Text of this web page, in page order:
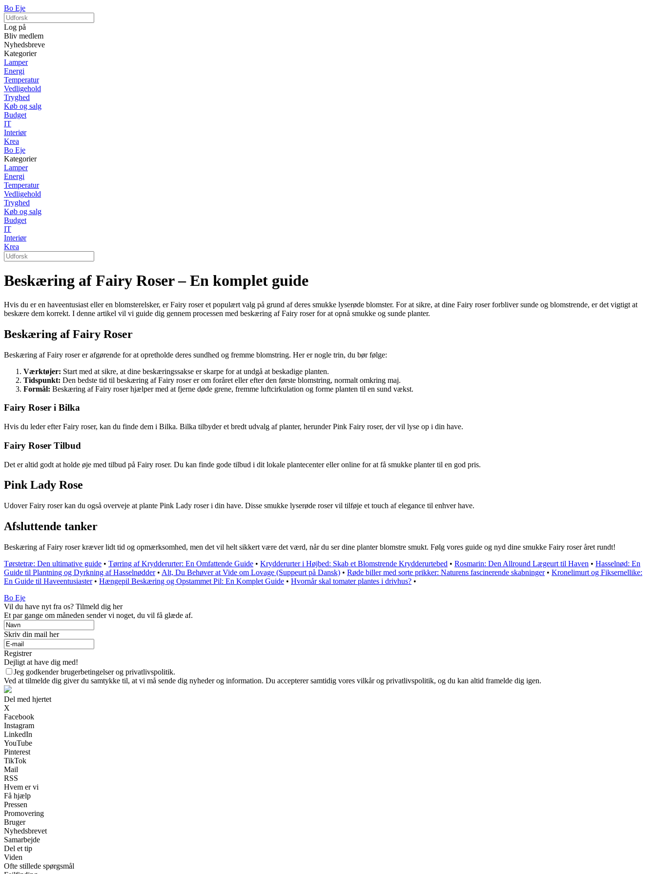
Bo Eje
Log på
Bliv medlem
Nyhedsbreve
Kategorier
Lamper
Energi
Temperatur
Vedligehold
Tryghed
Køb og salg
Budget
IT
Interiør
Krea
Bo Eje
Kategorier
Lamper
Energi
Temperatur
Vedligehold
Tryghed
Køb og salg
Budget
IT
Interiør
Krea
Beskæring af Fairy Roser – En komplet guide
Hvis du er en haveentusiast eller en blomsterelsker, er Fairy roser et populært valg på grund af deres smukke lyserøde blomster. For at sikre, at dine Fairy roser forbliver sunde og blomstrende, er det vigtigt at
beskære dem korrekt. I denne artikel vil vi guide dig gennem processen med beskæring af Fairy roser for at opnå smukke og sunde planter.
Beskæring af Fairy Roser
Beskæring af Fairy roser er afgørende for at opretholde deres sundhed og fremme blomstring. Her er nogle trin, du bør følge:
Værktøjer: Start med at sikre, at dine beskæringssakse er skarpe for at undgå at beskadige planten.
Tidspunkt: Den bedste tid til beskæring af Fairy roser er om foråret eller efter den første blomstring, normalt omkring maj.
Formål: Beskæring af Fairy roser hjælper med at fjerne døde grene, fremme luftcirkulation og forme planten til en sund vækst.
Fairy Roser i Bilka
Hvis du leder efter Fairy roser, kan du finde dem i Bilka. Bilka tilbyder et bredt udvalg af planter, herunder Pink Fairy roser, der vil lyse op i din have.
Fairy Roser Tilbud
Det er altid godt at holde øje med tilbud på Fairy roser. Du kan finde gode tilbud i dit lokale plantecenter eller online for at få smukke planter til en god pris.
Pink Lady Rose
Udover Fairy roser kan du også overveje at plante Pink Lady roser i din have. Disse smukke lyserøde roser vil tilføje et touch af elegance til enhver have.
Afsluttende tanker
Beskæring af Fairy roser kræver lidt tid og opmærksomhed, men det vil helt sikkert være det værd, når du ser dine planter blomstre smukt. Følg vores guide og nyd dine smukke Fairy roser året rundt!
Tørstetræ: Den ultimative guide • Tørring af Krydderurter: En Omfattende Guide • Krydderurter i Højbed: Skab et Blomstrende Krydderurtebed • Rosmarin: Den Allround Lægeurt til Haven • Hasselnød: En
Guide til Plantning og Dyrkning af Hasselnødder• Alt, Du Behøver at Vide om Lovage (Suppeurt på Dansk) • Røde biller med sorte prikker: Naturens fascinerende skabninger• Kronelimurt og Fiksernellike:
En Guide til Haveentusiaster• Hængepil Beskæring og Opstammet Pil: En Komplet Guide • Hvornår skal tomater plantes i drivhus? •
Bo Eje
Vil du have nyt fra os? Tilmeld dig her
Et par gange om måneden sender vi noget, du vil få glæde af.
Skriv din mail her
Registrer
Dejligt at have dig med!
Jeg godkender brugerbetingelser og privatlivspolitik.
Ved at tilmelde dig giver du samtykke til, at vi må sende dig nyheder og information. Du accepterer samtidig vores vilkår og privatlivspolitik, og du kan altid framelde dig igen.
Del med hjertet
X
Facebook
Instagram
LinkedIn
YouTube
Pinterest
TikTok
Mail
RSS
Hvem er vi
Få hjælp
Pressen
Promovering
Bruger
Nyhedsbrevet
Samarbejde
Del et tip
Viden
Ofte stillede spørgsmål